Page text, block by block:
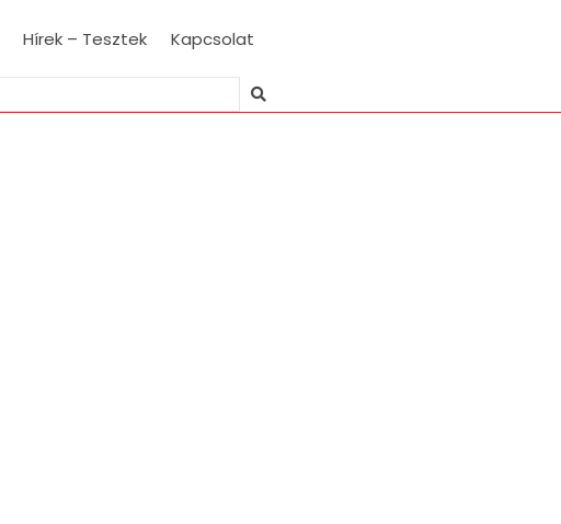
Hírek – Tesztek Kapcsolat